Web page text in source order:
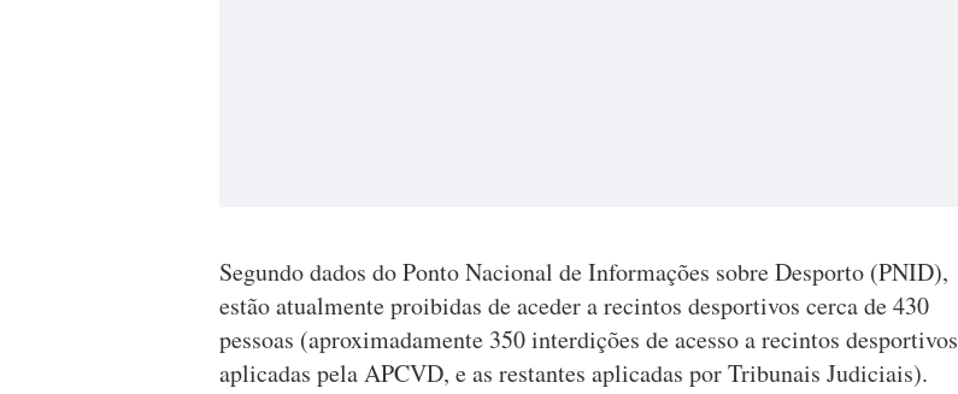
Segundo dados do Ponto Nacional de Informações sobre Desporto (PNID),
estão atualmente proibidas de aceder a recintos desportivos cerca de 430
pessoas (aproximadamente 350 interdições de acesso a recintos desportivos
aplicadas pela APCVD, e as restantes aplicadas por Tribunais Judiciais).